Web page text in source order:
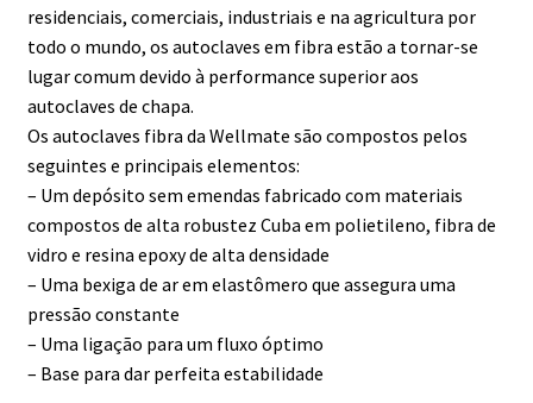
residenciais, comerciais, industriais e na agricultura por
todo o mundo, os autoclaves em fibra estão a tornar-se
lugar comum devido à performance superior aos
autoclaves de chapa.
Os autoclaves fibra da Wellmate são compostos pelos
seguintes e principais elementos:
– Um depósito sem emendas fabricado com materiais
compostos de alta robustez Cuba em polietileno, fibra de
vidro e resina epoxy de alta densidade
– Uma bexiga de ar em elastômero que assegura uma
pressão constante
– Uma ligação para um fluxo óptimo
– Base para dar perfeita estabilidade